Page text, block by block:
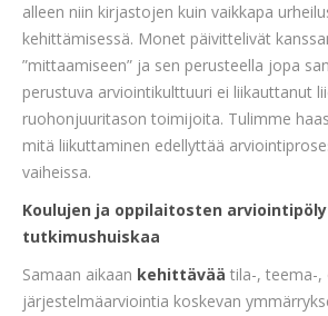
alleen niin kirjastojen kuin vaikkapa
kehittämisessä. Monet päivittelivät
”mittaamiseen” ja sen perusteella jopa
perustuva arviointikulttuuri ei liikauttanut
ruohonjuuritason toimijoita. Tulimme
mitä liikuttaminen edellyttää
vaiheissa.
Koulujen ja oppilaitosten
tutkimushuiskaa
Samaan aikaan kehittävää tila-, teema-,
järjestelmäarviointia koskevan